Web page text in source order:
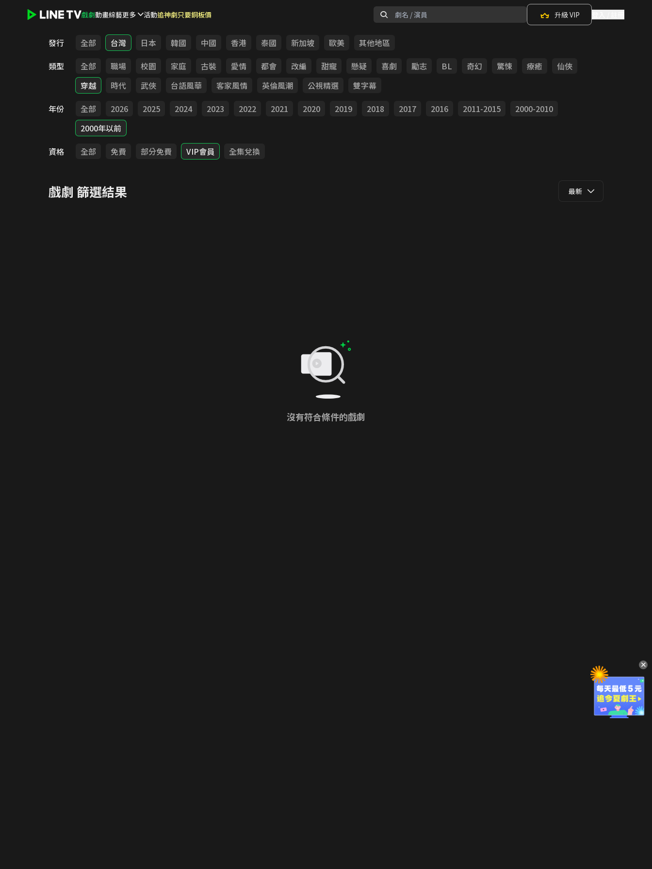
戲劇動畫綜藝更多 活動追神劇只要銅板價 升級 VIP
發行 全部 台灣 日本 韓國 中國 香港 泰國 新加坡 歐美
其他地區
類型
全部 職場 校園 家庭 古裝 愛情 都會 改編 甜寵 懸疑 喜劇 勵志 BL 奇幻 驚悚 療癒
仙俠
穿越
時代 武俠 台語風華 客家風情 英倫風潮 公視精選
雙字幕
年份
全部 2026 2025 2024 2023 2022 2021 2020 2019 2018 2017 2016 2011-2015
2000-2010
2000年以前
資格
全部 免費 部分免費 VIP會員 全集兌換
戲劇 篩選結果 最新
沒有符合條件的戲劇